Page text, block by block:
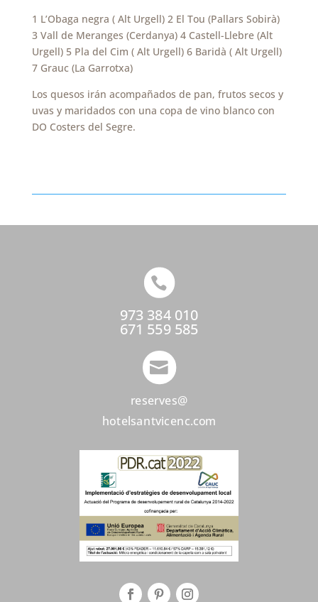
1 L’Obaga negra ( Alt Urgell) 2 El Tou (Pallars Sobirà)
3 Vall de Meranges (Cerdanya) 4 Castell-Llebre (Alt
Urgell) 5 Pla del Cim ( Alt Urgell) 6 Baridà ( Alt Urgell)
7 Grauc (La Garrotxa)
Los quesos irán acompañados de pan, frutos secos y
uvas y maridados con una copa de vino blanco con
DO Costers del Segre.

973 384 010
671 559 585

reserves@
hotelsantvicenc.com